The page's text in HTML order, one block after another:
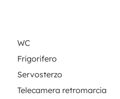
WC
Frigorifero
Servosterzo
Telecamera retromarcia